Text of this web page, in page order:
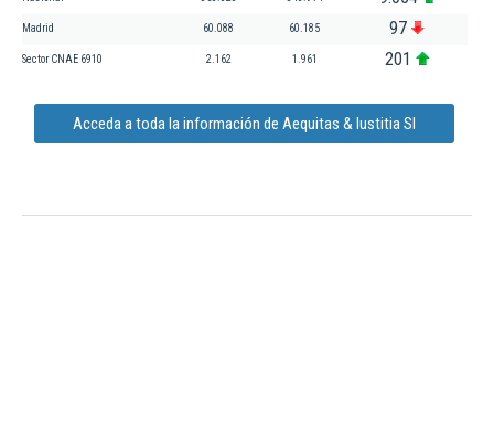
Madrid 60.088 60.185 97
Sector CNAE 6910 2.162 1.961 201
Acceda a toda la información de Aequitas & Iustitia Sl